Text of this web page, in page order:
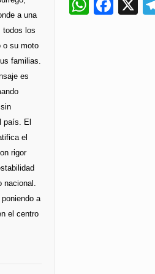
X
a una
todos los
o su moto
familias.
es
país. El
el
rigor
a
el centro